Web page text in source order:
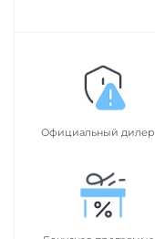
Официальный дилер